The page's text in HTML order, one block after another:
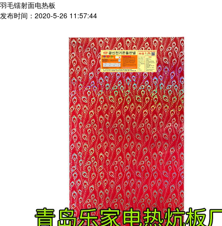
羽毛镭射面电热板
发布时间：2020-5-26 11:57:44